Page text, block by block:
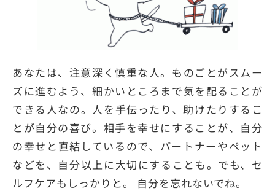
あなたは、注意深く慎重な人。ものごとがスムー
ズに進むよう、細かいところまで気を配ることが
できる人なの。人を手伝ったり、助けたりするこ
とが自分の喜び。相手を幸せにすることが、自分
の幸せと直結しているので、パートナーやペット
などを、自分以上に大切にすることも。でも、セ
ルフケアもしっかりと。 自分を忘れないでね。